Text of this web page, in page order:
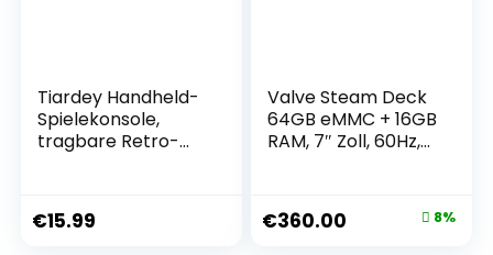
Tiardey Handheld-
Spielekonsole,
tragbare Retro-
3-Zoll-
Farbbildschirm,
€15.99
Valve Steam Deck
64GB eMMC + 16GB
RAM, 7″ Zoll, 60Hz,
Handheld Gaming
Console
€360.00 8%